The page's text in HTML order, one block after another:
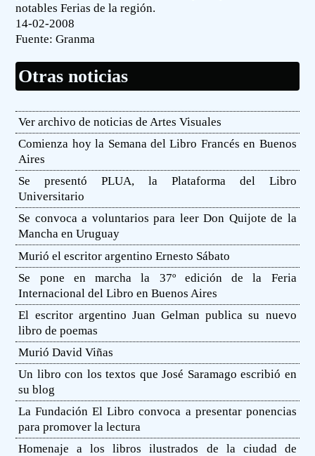
notables Ferias de la región.
14-02-2008
Fuente:Granma
Otras noticias
Ver archivo de noticias de Artes Visuales
Comienza hoy la Semana del Libro Francés en Buenos
Aires
Se presentó PLUA, la Plataforma del Libro
Universitario
Se convoca a voluntarios para leer Don Quijote de la
Mancha en Uruguay
Murió el escritor argentino Ernesto Sábato
Se pone en marcha la 37º edición de la Feria
Internacional del Libro en Buenos Aires
El escritor argentino Juan Gelman publica su nuevo
libro de poemas
Murió David Viñas
Un libro con los textos que José Saramago escribió en
su blog
La Fundación El Libro convoca a presentar ponencias
para promover la lectura
Homenaje a los libros ilustrados de la ciudad de